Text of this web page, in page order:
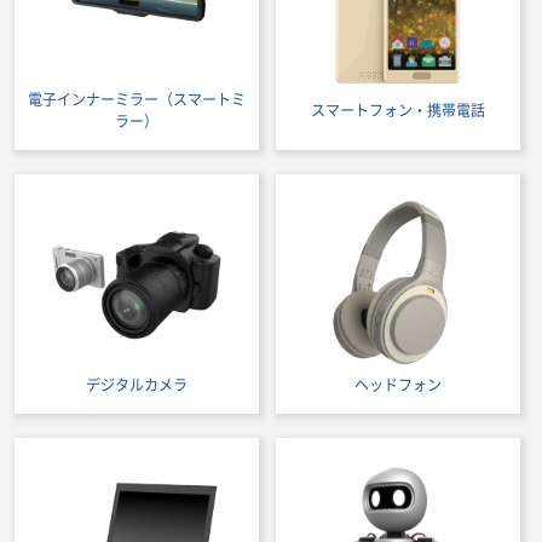
電子インナーミラー（スマートミ
ラー）
スマートフォン・携帯電話
デジタルカメラ ヘッドフォン